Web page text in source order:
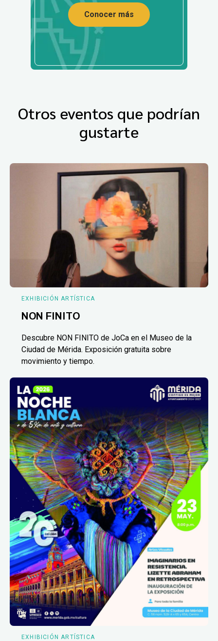
Conocer más
Otros eventos que podrían
gustarte
EXHIBICIÓN ARTÍSTICA
NON FINITO
Descubre NON FINITO de JoCa en el Museo de la
Ciudad de Mérida. Exposición gratuita sobre
movimiento y tiempo.
EXHIBICIÓN ARTÍSTICA